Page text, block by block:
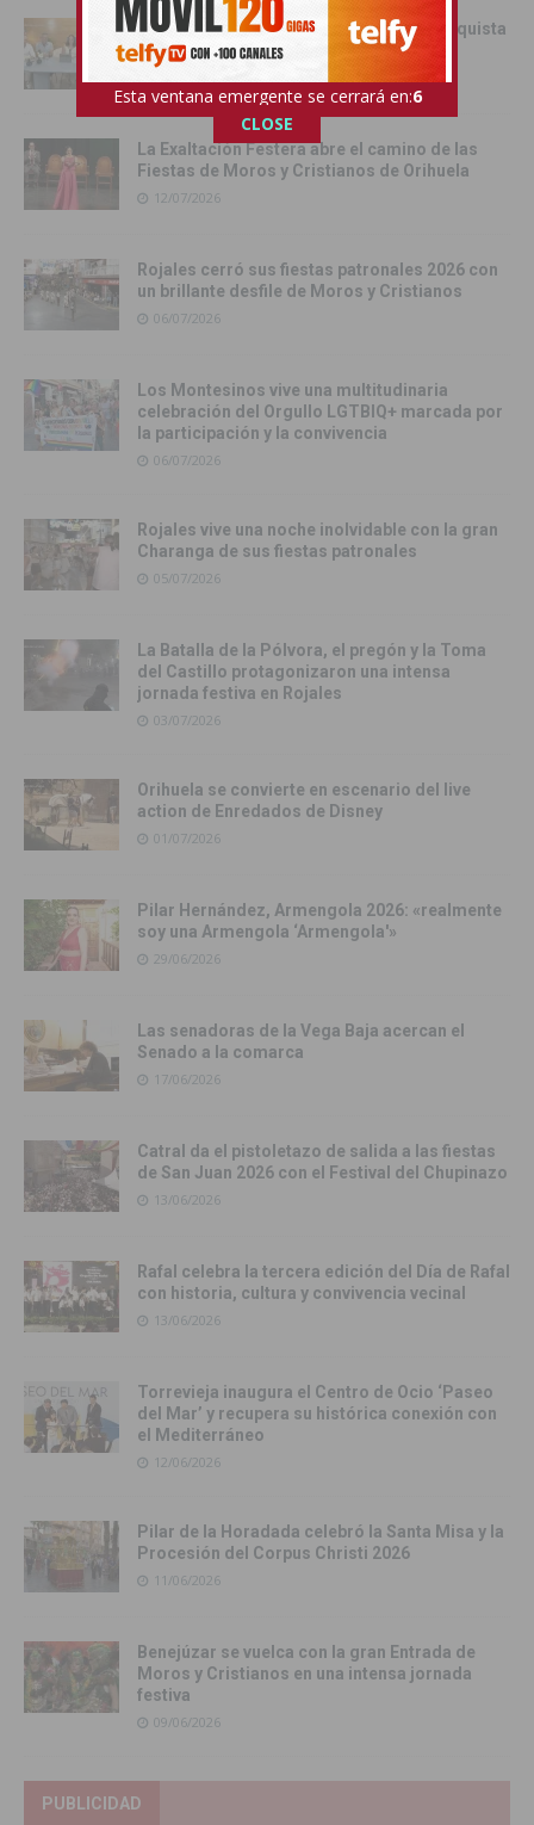
Orihuela ultima unas Fiestas de la Reconquista
que miran al futuro
La Exaltación Festera abre el camino de las
Fiestas de Moros y Cristianos de Orihuela
12/07/2026
Rojales cerró sus fiestas patronales 2026 con
un brillante desfile de Moros y Cristianos
06/07/2026
Los Montesinos vive una multitudinaria
celebración del Orgullo LGTBIQ+ marcada por
la participación y la convivencia
06/07/2026
Rojales vive una noche inolvidable con la gran
Charanga de sus fiestas patronales
05/07/2026
La Batalla de la Pólvora, el pregón y la Toma
del Castillo protagonizaron una intensa
jornada festiva en Rojales
03/07/2026
Orihuela se convierte en escenario del live
action de Enredados de Disney
01/07/2026
Pilar Hernández, Armengola 2026: «realmente
soy una Armengola ‘Armengola'»
29/06/2026
Las senadoras de la Vega Baja acercan el
Senado a la comarca
17/06/2026
Catral da el pistoletazo de salida a las fiestas
de San Juan 2026 con el Festival del Chupinazo
13/06/2026
Rafal celebra la tercera edición del Día de Rafal
con historia, cultura y convivencia vecinal
13/06/2026
Torrevieja inaugura el Centro de Ocio ‘Paseo
del Mar’ y recupera su histórica conexión con
el Mediterráneo
12/06/2026
Pilar de la Horadada celebró la Santa Misa y la
Procesión del Corpus Christi 2026
11/06/2026
Benejúzar se vuelca con la gran Entrada de
Moros y Cristianos en una intensa jornada
festiva
09/06/2026
PUBLICIDAD
Esta ventana emergente se cerrará en:4
CLOSE